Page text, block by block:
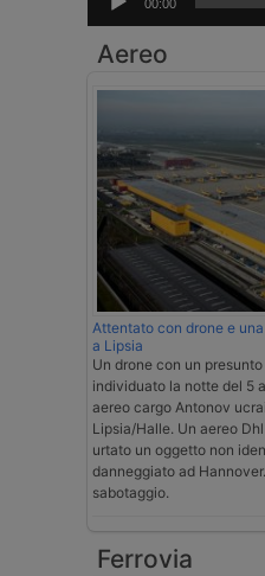
00:00
Aereo
Attentato con drone e
a Lipsia
Un drone con un
individuato la notte del 5
aereo cargo Antonov
Lipsia/Halle. Un aereo
urtato un oggetto non
danneggiato ad
sabotaggio.
Ferrovia